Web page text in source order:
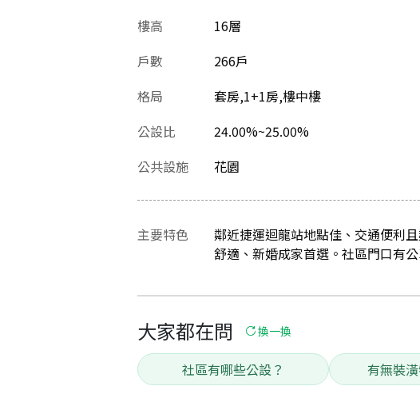
樓高
16層
戶數
266戶
格局
套房,1+1房,樓中樓
公設比
24.00%~25.00%
公共設施 花園
主要特色
鄰近捷運迴龍站地點佳、交通便利
舒適、新婚成家首選。社區門口有
大家都在問 換一換
社區有哪些公設？ 有無裝